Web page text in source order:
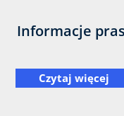
Informacje
Czytaj więcej